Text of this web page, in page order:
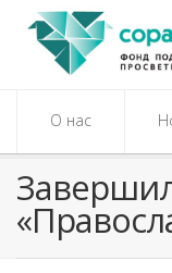
О нас